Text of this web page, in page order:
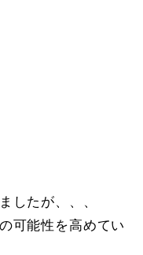
したが、、、
可能性を高めてい